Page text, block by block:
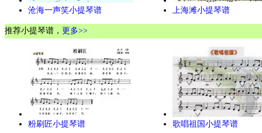
沧海一声笑小提琴谱 上海滩小提琴谱
推荐小提琴谱， 更多>>
粉刷匠小提琴谱 歌唱祖国小提琴谱